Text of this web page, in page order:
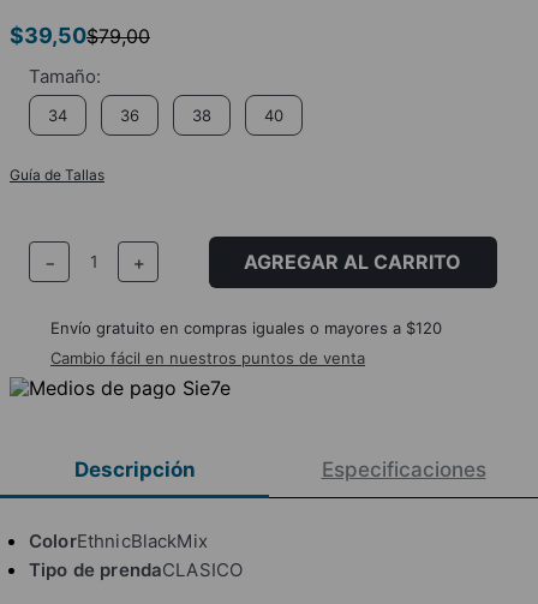
$39,50$79,00
34 36 38 40
Guía de Tallas
＋
－ AGREGAR AL CARRITO
Envío gratuito en compras iguales o mayores a $120
Cambio fácil en nuestros puntos de venta
Descripción Especificaciones
ColorEthnicBlackMix
Tipo de prendaCLASICO